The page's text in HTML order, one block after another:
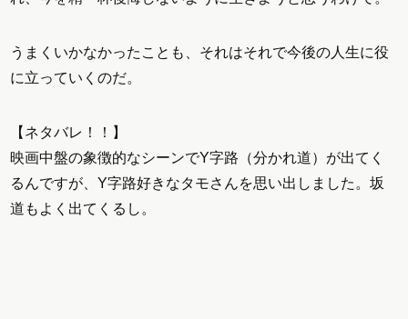
うまくいかなかったことも、それはそれで今後の人生に役
に立っていくのだ。
【ネタバレ！！】
映画中盤の象徴的なシーンでY字路（分かれ道）が出てく
るんですが、Y字路好きなタモさんを思い出しました。坂
道もよく出てくるし。